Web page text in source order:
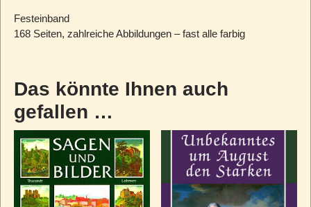
Festeinband
168 Seiten, zahlreiche Abbildungen – fast alle farbig
Das könnte Ihnen auch
gefallen …